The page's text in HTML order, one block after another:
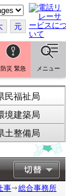
元
防災 緊急 メニュー
民福祉局
境建築局
土整備局
事
総合事務所